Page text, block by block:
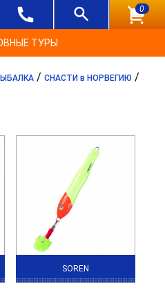
0
ТУРЫ
/ СНАСТИ в НОРВЕГИЮ /
SOREN